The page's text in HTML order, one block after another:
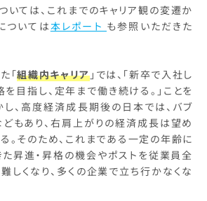
ついては、これまでのキャリア観の変遷か
ついては本レポート も参照いただきた
「組織内キャリア」では、「新卒で入社し
を目指し、定年まで働き続ける。」ことを
し、高度経済成長期後の日本では、バブ
もあり、右肩上がりの経済成長は望め
。そのため、これまである一定の年齢に
昇進・昇格の機会やポストを従業員全
しくなり、多くの企業で立ち行かなくな